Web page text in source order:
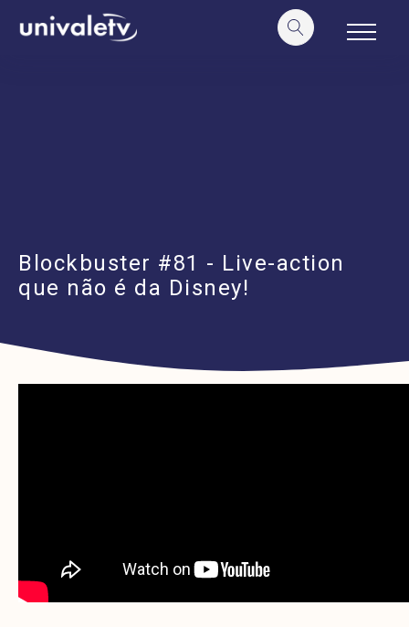
conteúdo
Blockbuster #81 - Live-action
que não é da Disney!